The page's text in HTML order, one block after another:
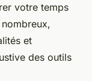
votre temps
et
des outils